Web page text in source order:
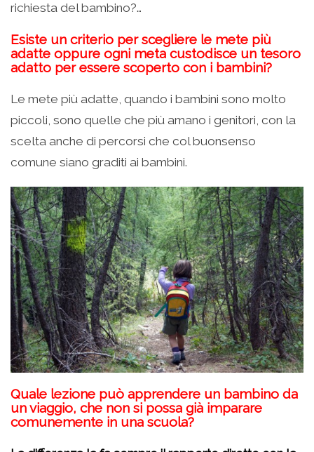
richiesta del bambino?…
Esiste un criterio per scegliere le mete più
adatte oppure ogni meta custodisce un tesoro
adatto per essere scoperto con i bambini?
Le mete più adatte, quando i bambini sono molto
piccoli, sono quelle che più amano i genitori, con la
scelta anche di percorsi che col buonsenso
comune siano graditi ai bambini.
Quale lezione può apprendere un bambino da
un viaggio, che non si possa già imparare
comunemente in una scuola?